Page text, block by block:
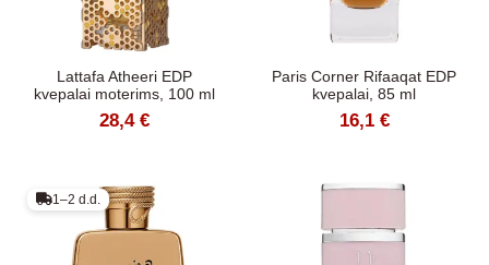
Lattafa Atheeri EDP
kvepalai moterims, 100 ml
28,4 €
Paris Corner Rifaaqat EDP
kvepalai, 85 ml
16,1 €
1–2 d.d.